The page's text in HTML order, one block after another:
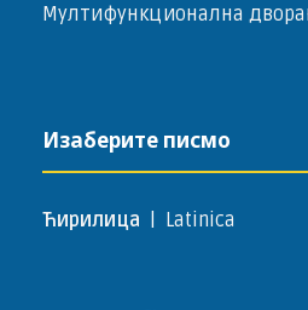
Мултифункционална
Изаберите писмо
Ћирилица Latinica